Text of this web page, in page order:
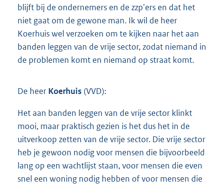
blijft bij de ondernemers en de zzp'ers en dat het
niet gaat om de gewone man. Ik wil de heer
Koerhuis wel verzoeken om te kijken naar het aan
banden leggen van de vrije sector, zodat niemand in
de problemen komt en niemand op straat komt.
De heer Koerhuis (VVD):
Het aan banden leggen van de vrije sector klinkt
mooi, maar praktisch gezien is het dus het in de
uitverkoop zetten van de vrije sector. Die vrije sector
heb je gewoon nodig voor mensen die bijvoorbeeld
lang op een wachtlijst staan, voor mensen die even
snel een woning nodig hebben of voor mensen die